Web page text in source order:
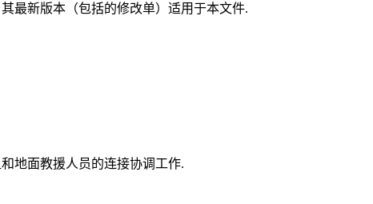
最新版本（包括的修改单）适用于本文件.
地面教援人员的连接协调工作.